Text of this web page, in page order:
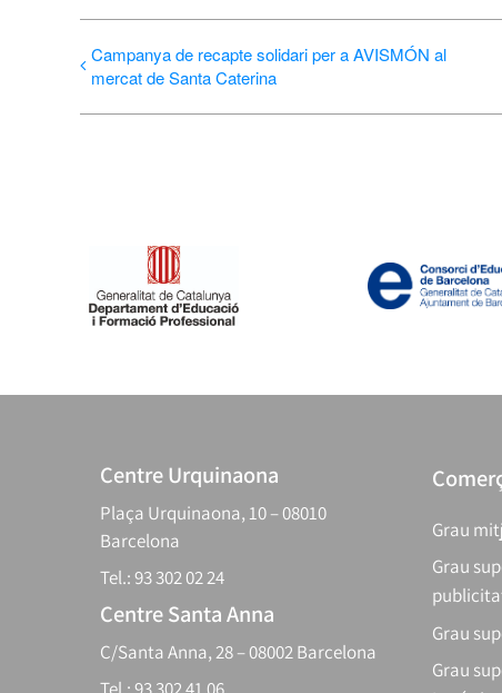
Campanya de recapte solidari per a AVISMÓN al
mercat de Santa Caterina
Centre Urquinaona
Plaça Urquinaona, 10 – 08010
Barcelona
Tel.: 93 302 02 24
Centre Santa Anna
C/Santa Anna, 28 – 08002 Barcelona
Tel.: 93 302 41 06
Grau
Grau
Grau
Grau